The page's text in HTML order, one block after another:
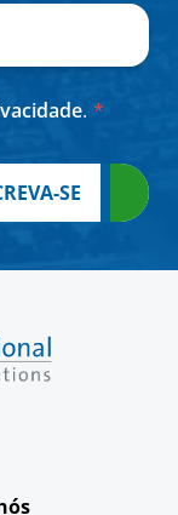
. *
SE